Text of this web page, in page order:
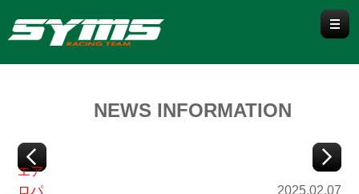
WRX S4 VBH WRX STI VAB / VAG
NEWS INFORMATION
エア
ロパ
2025.02.07